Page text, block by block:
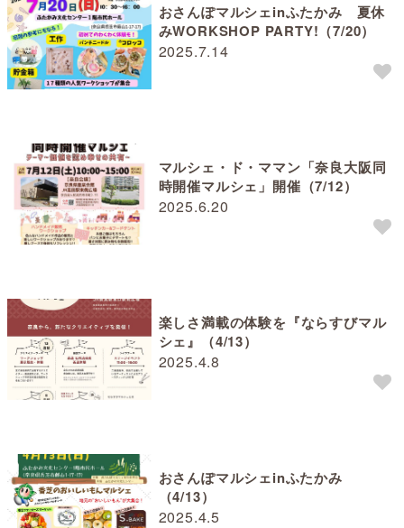
2025.7.14
おさんぽマルシェinふたかみ 夏休
みWORKSHOP PARTY!（7/20）
2025.6.20
マルシェ・ド・ママン「奈良大阪同
時開催マルシェ」開催（7/12）
2025.4.8
楽しさ満載の体験を『ならすびマル
シェ』（4/13）
2025.4.5
おさんぽマルシェinふたかみ
（4/13）